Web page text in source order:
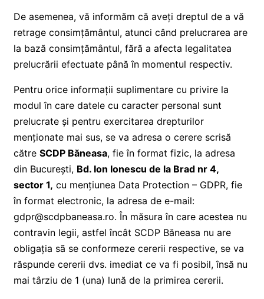
De asemenea, vă informăm că aveți dreptul de a vă
retrage consimțământul, atunci când prelucrarea are
la bază consimțământul, fără a afecta legalitatea
prelucrării efectuate până în momentul respectiv.
Pentru orice informații suplimentare cu privire la
modul în care datele cu caracter personal sunt
prelucrate și pentru exercitarea drepturilor
menționate mai sus, se va adresa o cerere scrisă
către SCDP Băneasa, fie în format fizic, la adresa
din București, Bd. Ion Ionescu de la Brad nr 4,
sector 1, cu mențiunea Data Protection – GDPR, fie
în format electronic, la adresa de e-mail:
gdpr@scdpbaneasa.ro. În măsura în care acestea nu
contravin legii, astfel încât SCDP Băneasa nu are
obligația sã se conformeze cererii respective, se va
răspunde cererii dvs. imediat ce va fi posibil, însă nu
mai târziu de 1 (una) lună de la primirea cererii.